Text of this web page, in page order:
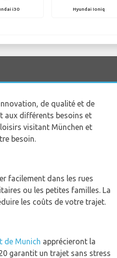
i30 Hyundai Ioniq
de qualité et de
aux différents besoins et
visitant München et
besoin.
facilement dans les rues
ou les petites familles. La
les coûts de votre trajet.
de Munich apprécieront la
garantit un trajet sans stress